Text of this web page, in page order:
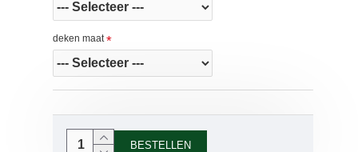
deken maat
BESTELLEN